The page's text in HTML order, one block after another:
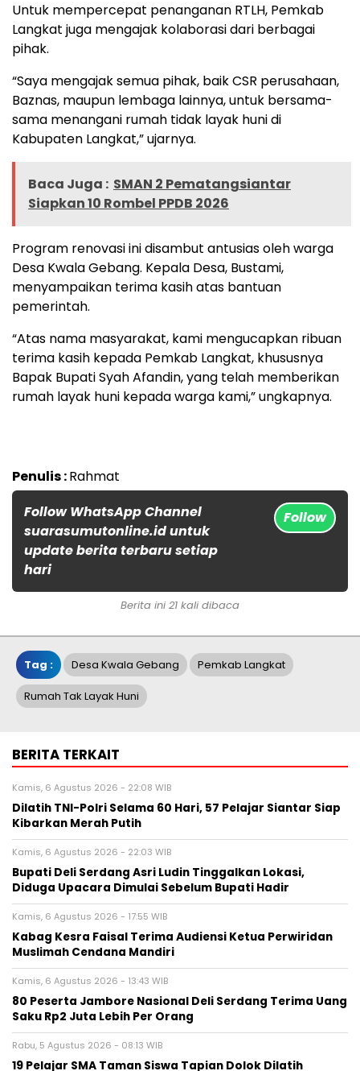
Untuk mempercepat penanganan RTLH, Pemkab
Langkat juga mengajak kolaborasi dari berbagai
pihak.
“Saya mengajak semua pihak, baik CSR perusahaan,
Baznas, maupun lembaga lainnya, untuk bersama-
sama menangani rumah tidak layak huni di
Kabupaten Langkat,” ujarnya.
Baca Juga : SMAN 2 Pematangsiantar
Siapkan 10 Rombel PPDB 2026
Program renovasi ini disambut antusias oleh warga
Desa Kwala Gebang. Kepala Desa, Bustami,
menyampaikan terima kasih atas bantuan
pemerintah.
“Atas nama masyarakat, kami mengucapkan ribuan
terima kasih kepada Pemkab Langkat, khususnya
Bapak Bupati Syah Afandin, yang telah memberikan
rumah layak huni kepada warga kami,” ungkapnya.
Penulis :Rahmat
Follow WhatsApp Channel
suarasumutonline.id untuk
update berita terbaru setiap
hari
Follow
Berita ini 21 kali dibaca
Tag : Desa Kwala Gebang Pemkab Langkat
Rumah Tak Layak Huni
BERITA TERKAIT
Kamis, 6 Agustus 2026 - 22:08 WIB
Dilatih TNI-Polri Selama 60 Hari, 57 Pelajar Siantar Siap
Kibarkan Merah Putih
Kamis, 6 Agustus 2026 - 22:03 WIB
Bupati Deli Serdang Asri Ludin Tinggalkan Lokasi,
Diduga Upacara Dimulai Sebelum Bupati Hadir
Kamis, 6 Agustus 2026 - 17:55 WIB
Kabag Kesra Faisal Terima Audiensi Ketua Perwiridan
Muslimah Cendana Mandiri
Kamis, 6 Agustus 2026 - 13:43 WIB
80 Peserta Jambore Nasional Deli Serdang Terima Uang
Saku Rp2 Juta Lebih Per Orang
Rabu, 5 Agustus 2026 - 08:13 WIB
19 Pelajar SMA Taman Siswa Tapian Dolok Dilatih